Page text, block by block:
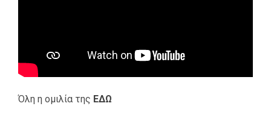
Όλη η ομιλία της ΕΔΩ